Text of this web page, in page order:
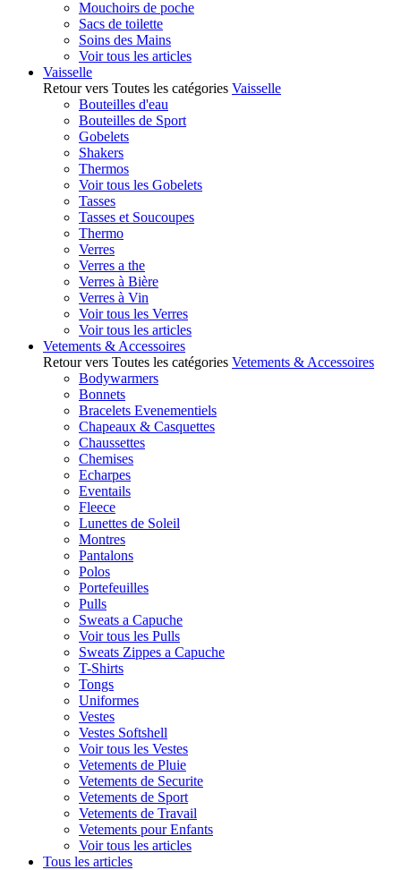
Mouchoirs de poche
Sacs de toilette
Soins des Mains
Voir tous les articles
Vaisselle
Retour vers Toutes les catégories Vaisselle
Bouteilles d'eau
Bouteilles de Sport
Gobelets
Shakers
Thermos
Voir tous les Gobelets
Tasses
Tasses et Soucoupes
Thermo
Verres
Verres a the
Verres à Bière
Verres à Vin
Voir tous les Verres
Voir tous les articles
Vetements & Accessoires
Retour vers Toutes les catégories Vetements & Accessoires
Bodywarmers
Bonnets
Bracelets Evenementiels
Chapeaux & Casquettes
Chaussettes
Chemises
Echarpes
Eventails
Fleece
Lunettes de Soleil
Montres
Pantalons
Polos
Portefeuilles
Pulls
Sweats a Capuche
Voir tous les Pulls
Sweats Zippes a Capuche
T-Shirts
Tongs
Uniformes
Vestes
Vestes Softshell
Voir tous les Vestes
Vetements de Pluie
Vetements de Securite
Vetements de Sport
Vetements de Travail
Vetements pour Enfants
Voir tous les articles
Tous les articles